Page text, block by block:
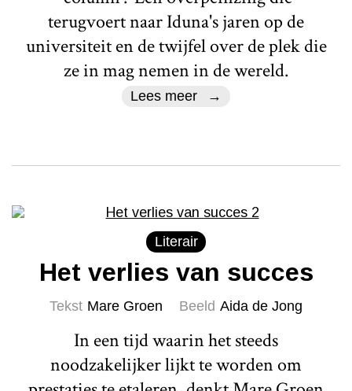
terugvoert naar Iduna's jaren op de
universiteit en de twijfel over de plek die
ze in mag nemen in de wereld.
Lees meer
Literair
Het verlies van succes
Tekst Mare Groen Beeld Aida de Jong
In een tijd waarin het steeds
noodzakelijker lijkt te worden om